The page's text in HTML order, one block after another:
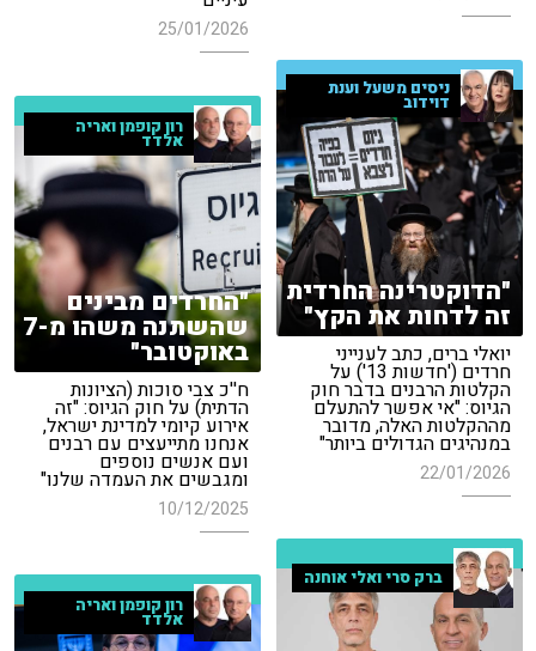
25/01/2026
ניסים משעל וענת
דוידוב
"הדוקטרינה החרדית
זה לדחות את הקץ"
יואלי ברים, כתב לענייני
חרדים ('חדשות 13') על
הקלטות הרבנים בדבר חוק
הגיוס: "אי אפשר להתעלם
מההקלטות האלה, מדובר
במנהיגים הגדולים ביותר"
22/01/2026
רון קופמן ואריה
אלדד
"החרדים מבינים
שהשתנה משהו מ-7
באוקטובר"
ח''כ צבי סוכות (הציונות
הדתית) על חוק הגיוס: "זה
אירוע קיומי למדינת ישראל,
אנחנו מתייעצים עם רבנים
ועם אנשים נוספים
ומגבשים את העמדה שלנו"
10/12/2025
ברק סרי ואלי אוחנה
רון קופמן ואריה
אלדד